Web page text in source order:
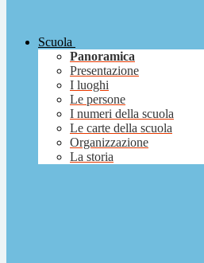
Scuola
Panoramica
Presentazione
I luoghi
Le persone
I numeri della scuola
Le carte della scuola
Organizzazione
La storia